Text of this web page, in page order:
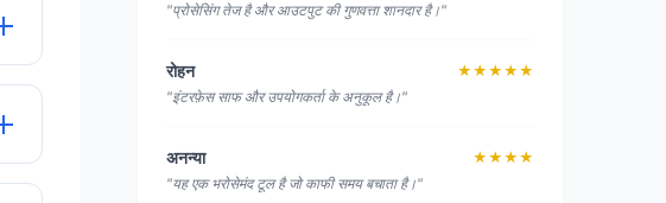
"प्रोसेसिंग तेज है और आउटपुट की गुणवत्ता शानदार है।"
रोहन
★★★★★
"इंटरफ़ेस साफ और उपयोगकर्ता के अनुकूल है।"
अनन्या
★★★★
"यह एक भरोसेमंद टूल है जो काफी समय बचाता है।"